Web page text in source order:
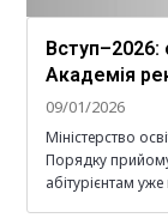
Академія
09/01/2026
Міністерство
Порядку
абітурієнтам